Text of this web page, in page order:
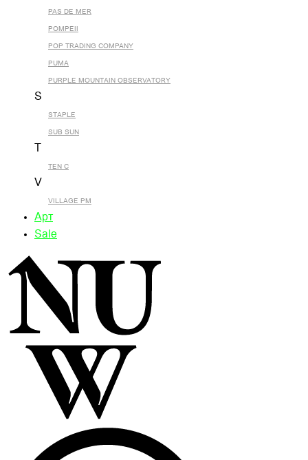
PAS DE MER
POMPEII
POP TRADING COMPANY
PUMA
PURPLE MOUNTAIN OBSERVATORY
S
STAPLE
SUB SUN
TEN C
V
VILLAGE PM
Арт
Sale